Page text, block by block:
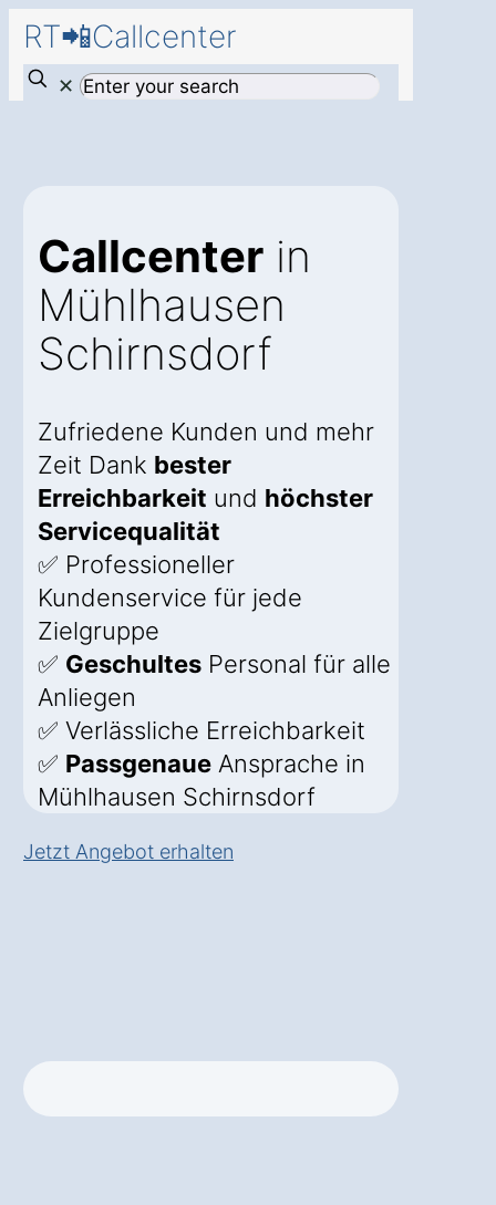
RT📲Callcenter
✕
Callcenter in
Mühlhausen
Schirnsdorf
Zufriedene Kunden und mehr
Zeit Dank bester
Erreichbarkeit und höchster
Servicequalität
✅ Professioneller
Kundenservice für jede
Zielgruppe
✅ Geschultes Personal für alle
Anliegen
✅ Verlässliche Erreichbarkeit
✅ Passgenaue Ansprache in
Mühlhausen Schirnsdorf
Jetzt Angebot erhalten